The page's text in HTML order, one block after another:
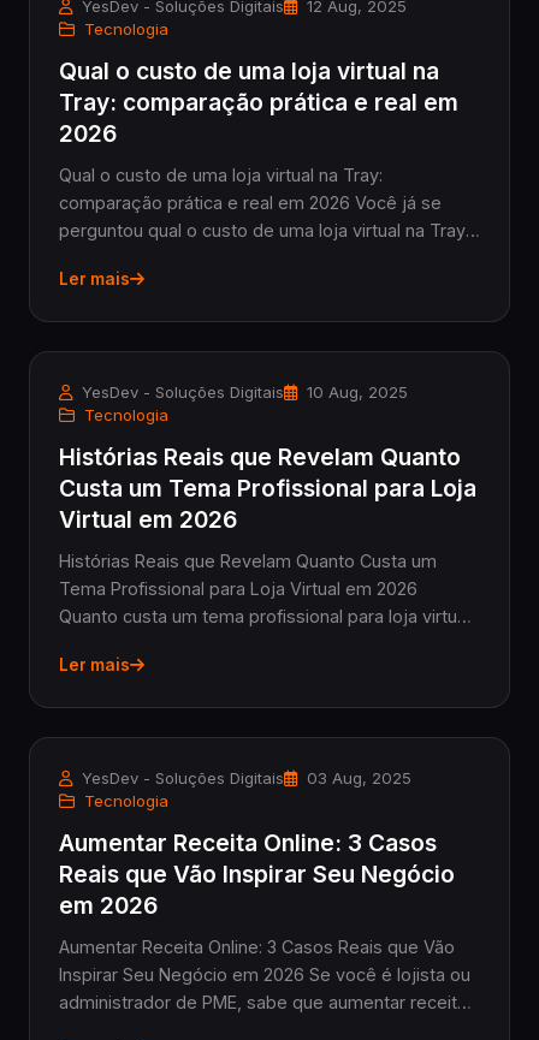
YesDev - Soluções Digitais
12 Aug, 2025
Tecnologia
Qual o custo de uma loja virtual na
Tray: comparação prática e real em
2026
Qual o custo de uma loja virtual na Tray:
comparação prática e real em 2026 Você já se
perguntou qual o custo de uma loja virtual na Tray
mercado atual, saber exatamente quanto investir
Ler mais
YesDev - Soluções Digitais
10 Aug, 2025
Tecnologia
Histórias Reais que Revelam Quanto
Custa um Tema Profissional para Loja
Virtual em 2026
Histórias Reais que Revelam Quanto Custa um
Tema Profissional para Loja Virtual em 2026
Quanto custa um tema profissional para loja virtual?
médias empresas enfrentam ao decidir dar o
Ler mais
YesDev - Soluções Digitais
03 Aug, 2025
Tecnologia
Aumentar Receita Online: 3 Casos
Reais que Vão Inspirar Seu Negócio
em 2026
Aumentar Receita Online: 3 Casos Reais que Vão
Inspirar Seu Negócio em 2026 Se você é lojista ou
administrador de PME, sabe que aumentar receita